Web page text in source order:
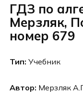
ГДЗ по
Мерзляк,
номер 679
Тип: Учебник
Автор: Мерзляк